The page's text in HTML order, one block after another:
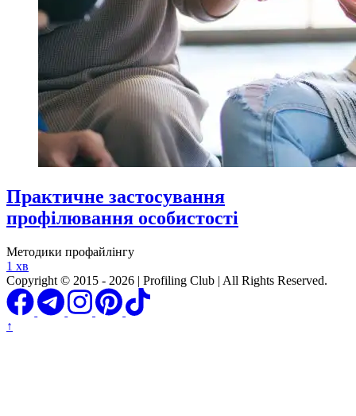
Практичне застосування
профілювання особистості
Методики профайлінгу
1 хв
Copyright © 2015 - 2026 | Profiling Club | All Rights Reserved.
↑